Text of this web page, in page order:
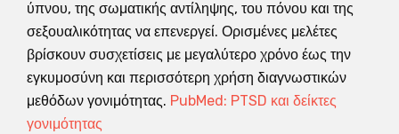
ύπνου, της σωματικής αντίληψης, του πόνου και της
σεξουαλικότητας να επενεργεί. Ορισμένες μελέτες
βρίσκουν συσχετίσεις με μεγαλύτερο χρόνο έως την
εγκυμοσύνη και περισσότερη χρήση διαγνωστικών
μεθόδων γονιμότητας. PubMed: PTSD και δείκτες
γονιμότητας